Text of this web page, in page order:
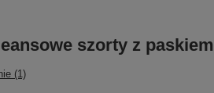
szorty z paskiem
(1)